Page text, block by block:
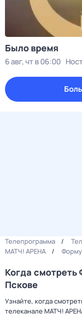
Было время
6 авг, чт в 06:00
Телепрограмма
МАТЧ! АРЕНА
Когда смотреть
Пскове
Узнайте, когда
телеканале МАТЧ!